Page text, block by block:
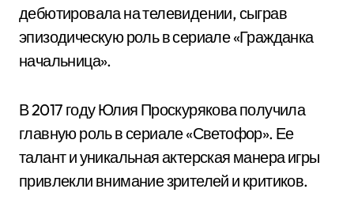
дебютировала на телевидении, сыграв
эпизодическую роль в сериале «Гражданка
начальница».
В 2017 году Юлия Проскурякова получила
главную роль в сериале «Светофор». Ее
талант и уникальная актерская манера игры
привлекли внимание зрителей и критиков.